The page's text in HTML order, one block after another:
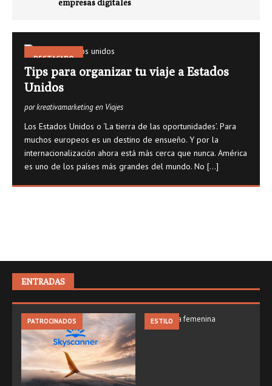
empresas digitales
DESTACADO
Tips para organizar tu viaje a Estados
Unidos
por kreativamarketing en Viajes
Los Estados Unidos o ‘La tierra de las oportunidades’. Para
muchos europeos es un destino de ensueño. Y por la
internacionalización ahora está más cerca que nunca. América
es uno de los países más grandes del mundo. No [...]
ENTRADAS
PATROCINADOS ESTILO